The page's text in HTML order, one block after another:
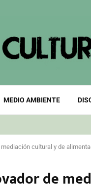
MEDIO AMBIENTE
cultural y de
de